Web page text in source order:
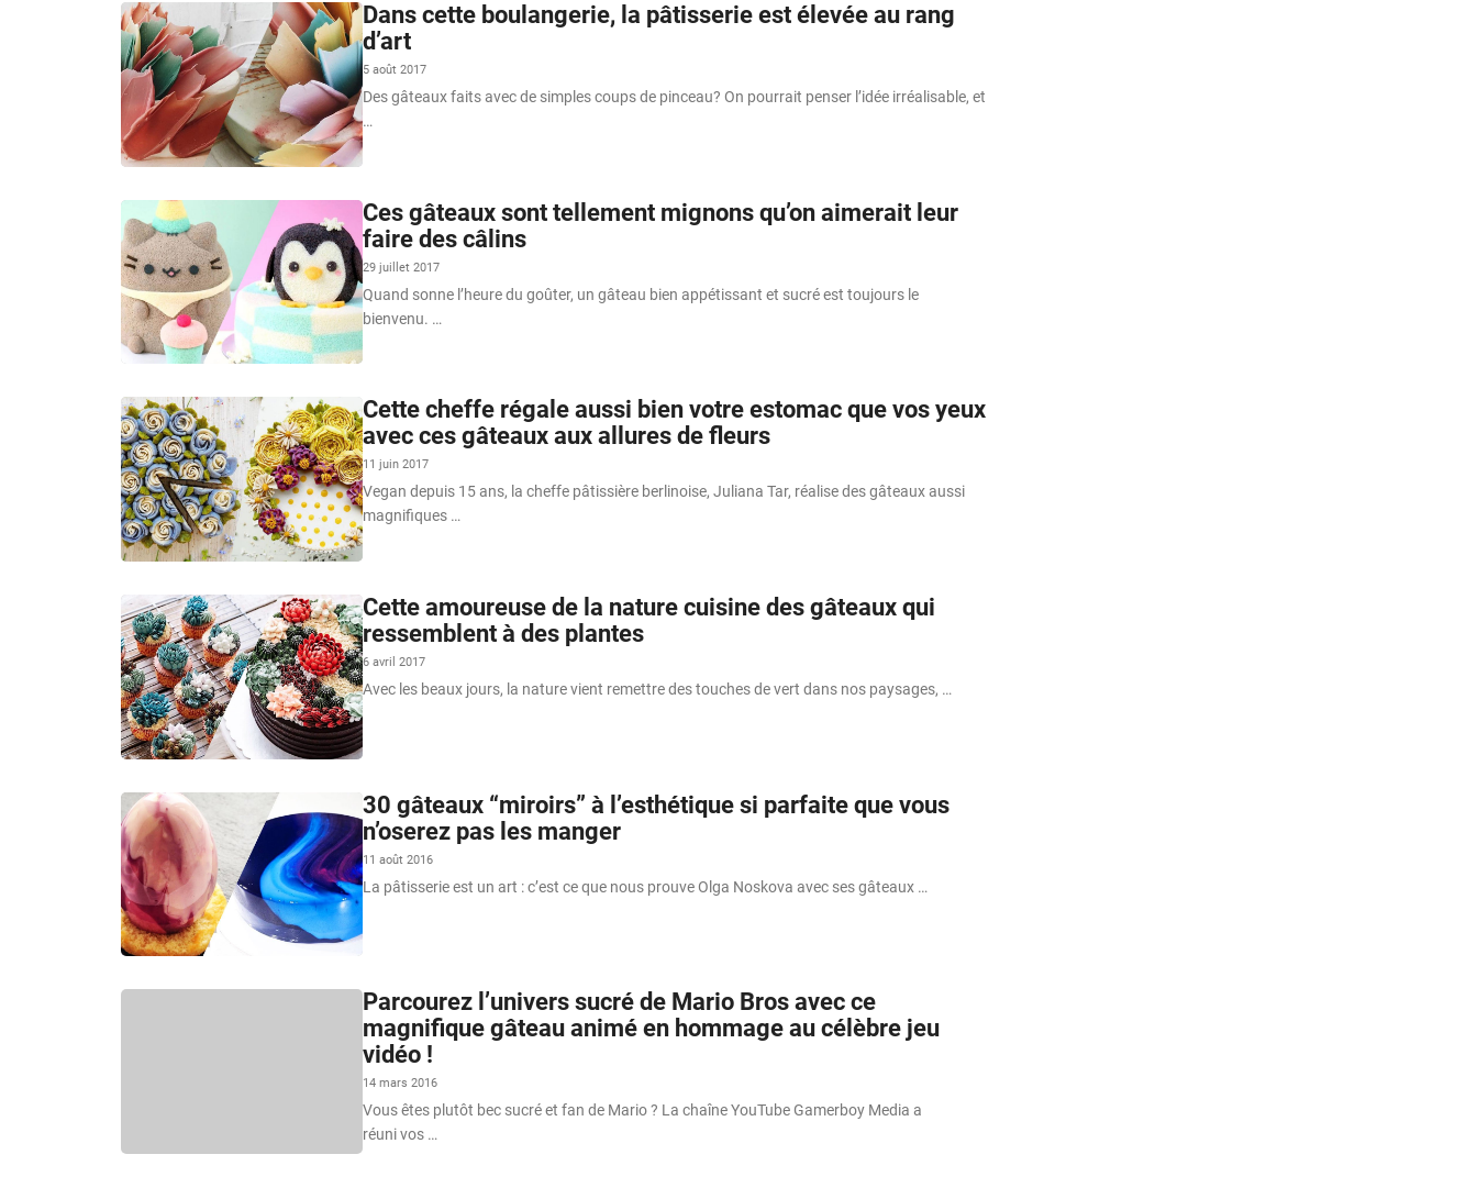
Dans cette boulangerie, la pâtisserie est élevée au rang
d’art
5 août 2017
Des gâteaux faits avec de simples coups de pinceau? On pourrait penser l’idée irréalisable, et
…
Ces gâteaux sont tellement mignons qu’on aimerait leur
faire des câlins
29 juillet 2017
Quand sonne l’heure du goûter, un gâteau bien appétissant et sucré est toujours le
bienvenu. …
Cette cheffe régale aussi bien votre estomac que vos yeux
avec ces gâteaux aux allures de fleurs
11 juin 2017
Vegan depuis 15 ans, la cheffe pâtissière berlinoise, Juliana Tar, réalise des gâteaux aussi
magnifiques …
Cette amoureuse de la nature cuisine des gâteaux qui
ressemblent à des plantes
6 avril 2017
Avec les beaux jours, la nature vient remettre des touches de vert dans nos paysages, …
30 gâteaux “miroirs” à l’esthétique si parfaite que vous
n’oserez pas les manger
11 août 2016
La pâtisserie est un art : c’est ce que nous prouve Olga Noskova avec ses gâteaux …
Parcourez l’univers sucré de Mario Bros avec ce
magnifique gâteau animé en hommage au célèbre jeu
vidéo !
14 mars 2016
Vous êtes plutôt bec sucré et fan de Mario ? La chaîne YouTube Gamerboy Media a
réuni vos …